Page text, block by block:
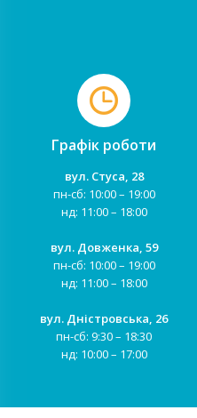
Графік роботи
вул. Стуса, 28
пн-сб: 10:00 – 19:00
нд: 11:00 – 18:00
вул. Довженка, 59
пн-сб: 10:00 – 19:00
нд: 11:00 – 18:00
вул. Дністровська, 26
пн-сб: 9:30 – 18:30
нд: 10:00 – 17:00